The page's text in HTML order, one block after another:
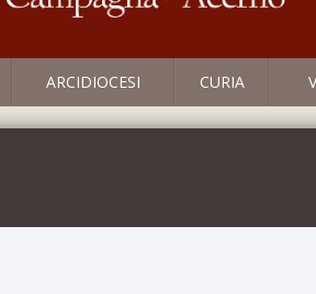
ARCIDIOCESI CURIA